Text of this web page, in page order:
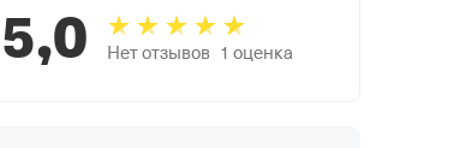
5,0 Нет отзывов 1 оценка